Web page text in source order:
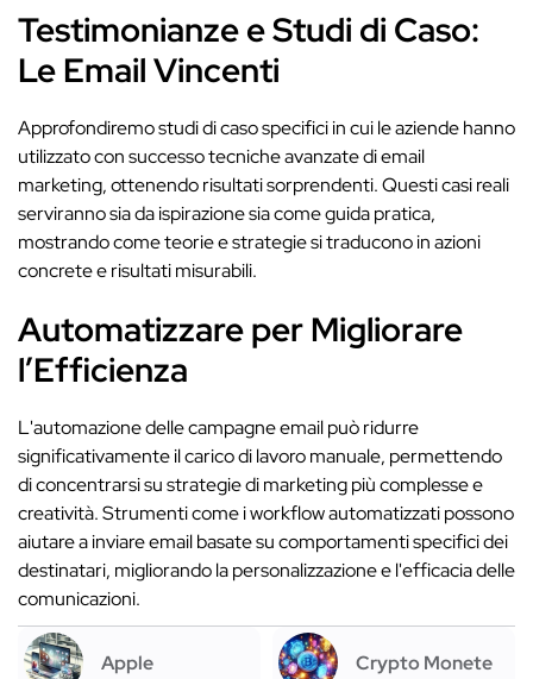
Testimonianze e Studi di Caso:
Le Email Vincenti
Approfondiremo studi di caso specifici in cui le aziende hanno
utilizzato con successo tecniche avanzate di email
marketing, ottenendo risultati sorprendenti. Questi casi reali
serviranno sia da ispirazione sia come guida pratica,
mostrando come teorie e strategie si traducono in azioni
concrete e risultati misurabili.
Automatizzare per Migliorare
l’Efficienza
L'automazione delle campagne email può ridurre
significativamente il carico di lavoro manuale, permettendo
di concentrarsi su strategie di marketing più complesse e
creatività. Strumenti come i workflow automatizzati possono
aiutare a inviare email basate su comportamenti specifici dei
destinatari, migliorando la personalizzazione e l'efficacia delle
comunicazioni.
Apple Crypto Monete